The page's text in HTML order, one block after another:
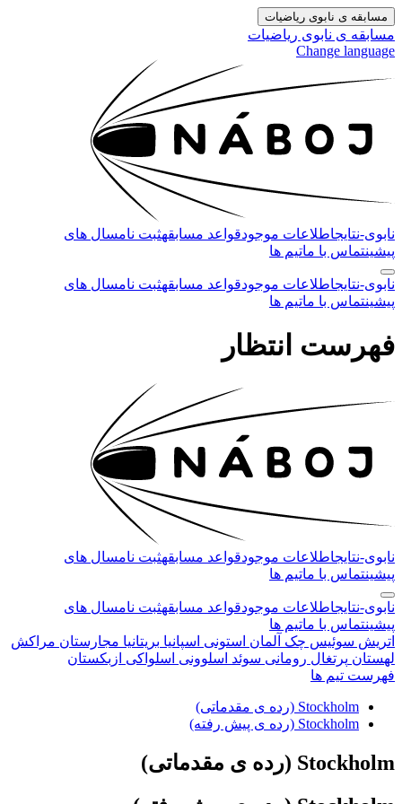
مسابقه ی نابوی ریاضیات
مسابقه ی نابوی ریاضیات
Change language
نابوی-نتایجاطلاعات موجودقواعد مسابقهثبت نامسال های
پیشینتماس با ماتیم ها
نابوی-نتایجاطلاعات موجودقواعد مسابقهثبت نامسال های
پیشینتماس با ماتیم ها
فهرست انتظار
نابوی-نتایجاطلاعات موجودقواعد مسابقهثبت نامسال های
پیشینتماس با ماتیم ها
نابوی-نتایجاطلاعات موجودقواعد مسابقهثبت نامسال های
پیشینتماس با ماتیم ها
اتریش سوئیس چک آلمان استونی اسپانیا بریتانیا مجارستان مراکش
لهستان پرتغال رومانی سوئد اسلوونی اسلواکی ازبکستان
فهرست تیم ها
Stockholm (رده ی مقدماتی)
Stockholm (رده ی پیش رفته)
Stockholm (رده ی مقدماتی)